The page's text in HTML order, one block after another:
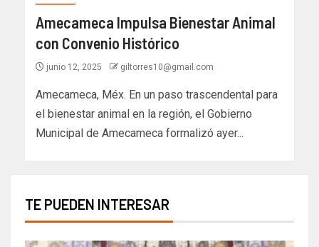
Amecameca Impulsa Bienestar Animal
con Convenio Histórico
junio 12, 2025 giltorres10@gmail.com
Amecameca, Méx. En un paso trascendental para
el bienestar animal en la región, el Gobierno
Municipal de Amecameca formalizó ayer...
TE PUEDEN INTERESAR